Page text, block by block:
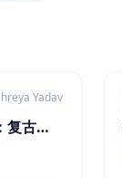
Yadav
古铅